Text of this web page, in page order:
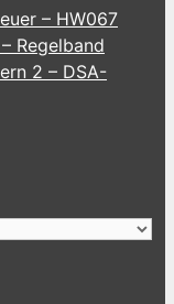
– HW067
Regelband
2 – DSA-